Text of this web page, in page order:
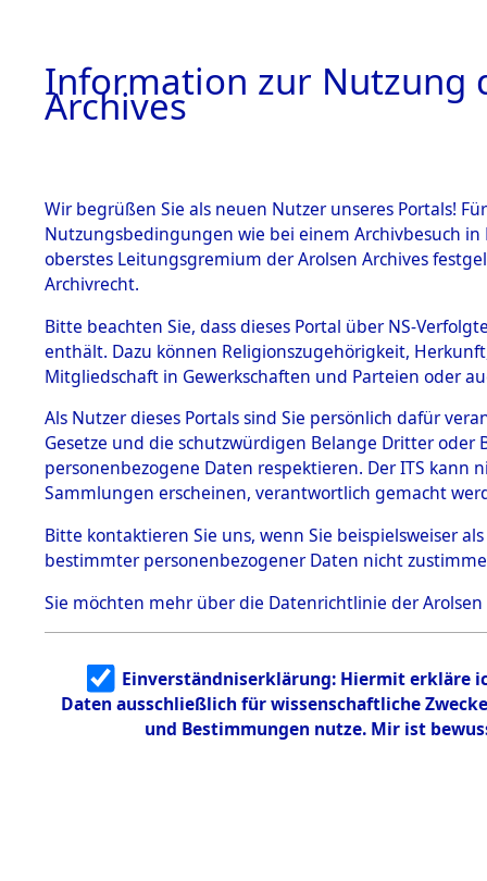
BESTÄNDE
1.
mente
5. Verschiedenes
5.3
Todesmärsche
5.3.1 Alliierte
Erhebungen
zu
Todesmärsch
en
5.3.2
Identifizierun
g
5.3.3
Todesmärsch
Information zur Nutzung
Archives
Wir begrüßen Sie als neuen Nutzer unseres Portals!
Nutzungsbedingungen wie bei einem Archivbesuch
oberstes Leitungsgremium der Arolsen Archives
Archivrecht.
Bitte beachten Sie, dass dieses Portal über NS-
enthält. Dazu können Religionszugehörigkeit,
Mitgliedschaft in Gewerkschaften und Parteien oder
Als Nutzer dieses Portals sind Sie persönlich dafür
Gesetze und die schutzwürdigen Belange Dritter
personenbezogene Daten respektieren. Der ITS
Sammlungen erscheinen, verantwortlich gemacht
Bitte kontaktieren Sie uns, wenn Sie beispielsweiser
bestimmter personenbezogener Daten nicht
Sie möchten mehr über die Datenrichtlinie der Arolsen
Einverständniserklärung: Hiermit erkläre
Daten ausschließlich für wissenschaftliche
und Bestimmungen nutze. Mir ist